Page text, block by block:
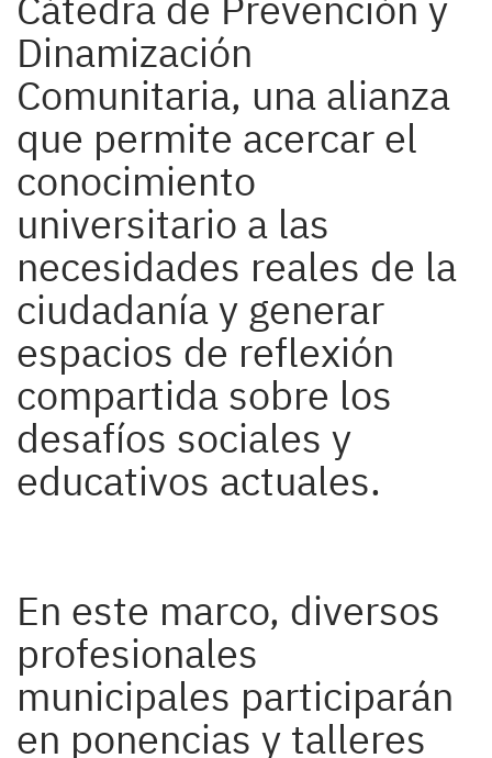
Dinamización
Comunitaria, una alianza
que permite acercar el
conocimiento
universitario a las
necesidades reales de la
ciudadanía y generar
espacios de reflexión
compartida sobre los
desafíos sociales y
educativos actuales.
En este marco, diversos
profesionales
municipales participarán
en ponencias y talleres